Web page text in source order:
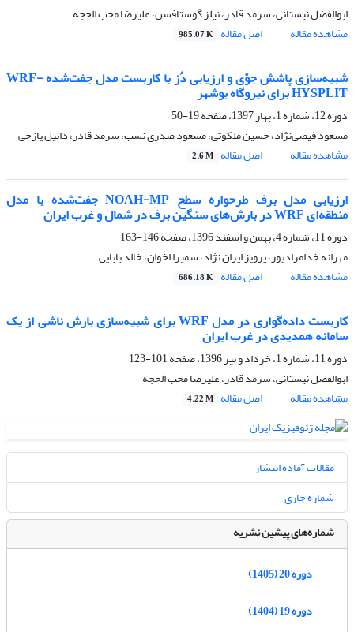
ابوالفضل نیستانی، سرمد قادر، نیلز گوستافسن، علیرضا محب الحجه
مشاهده مقاله
اصل مقاله 985.07 K
شبیه‌سازی پاشش جوّی و ارزیابی دُز با کاربست مدل جفت‌شده WRF-
HYSPLIT برای نیروگاه بوشهر
دوره 12، شماره 1، بهار 1397، صفحه
19-50
مسعود فیضی‌نژاد، حسین ملکوتی، مسعود صدری نسب، سرمد قادر، دانیل یازجی
مشاهده مقاله
اصل مقاله 2.6 M
ارزیابی مدل برف طرحواره سطح NOAH-MP جفت‌شده با مدل
منطقه‌ای WRF در بارش‌های سنگین برف در شمال و غرب ایران
دوره 11، شماره 4، بهمن و اسفند 1396، صفحه
146-163
مهرانه خدامرادپور، پرویز ایران نژاد، سمیرا اخوان، خالد بابایی
مشاهده مقاله
اصل مقاله 686.18 K
کاربست داده‌گواری در مدل WRF برای شبیه‌سازی بارش ناشی از یک
سامانه همدیدی در غرب ایران
دوره 11، شماره 1، خرداد و تیر 1396، صفحه
101-123
ابوالفضل نیستانی، سرمد قادر، علیرضا محب الحجه
مشاهده مقاله
اصل مقاله 4.22 M
مقالات آماده انتشار
شماره جاری
شماره‌های پیشین نشریه
دوره 20 (1405)
دوره 19 (1404)